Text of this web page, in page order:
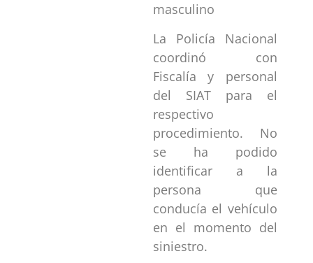
masculino
La Policía Nacional
coordinó con
Fiscalía y personal
del SIAT para el
respectivo
procedimiento. No
se ha podido
identificar a la
persona que
conducía el vehículo
en el momento del
siniestro.